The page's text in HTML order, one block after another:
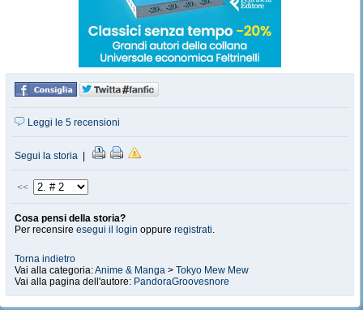
Leggi le 5 recensioni
Segui la storia |
<<
Cosa pensi della storia?
Per recensire esegui il login oppure registrati.
Torna indietro
Vai alla categoria:Anime & Manga > Tokyo Mew Mew
Vai alla pagina dell'autore: PandoraGroovesnore